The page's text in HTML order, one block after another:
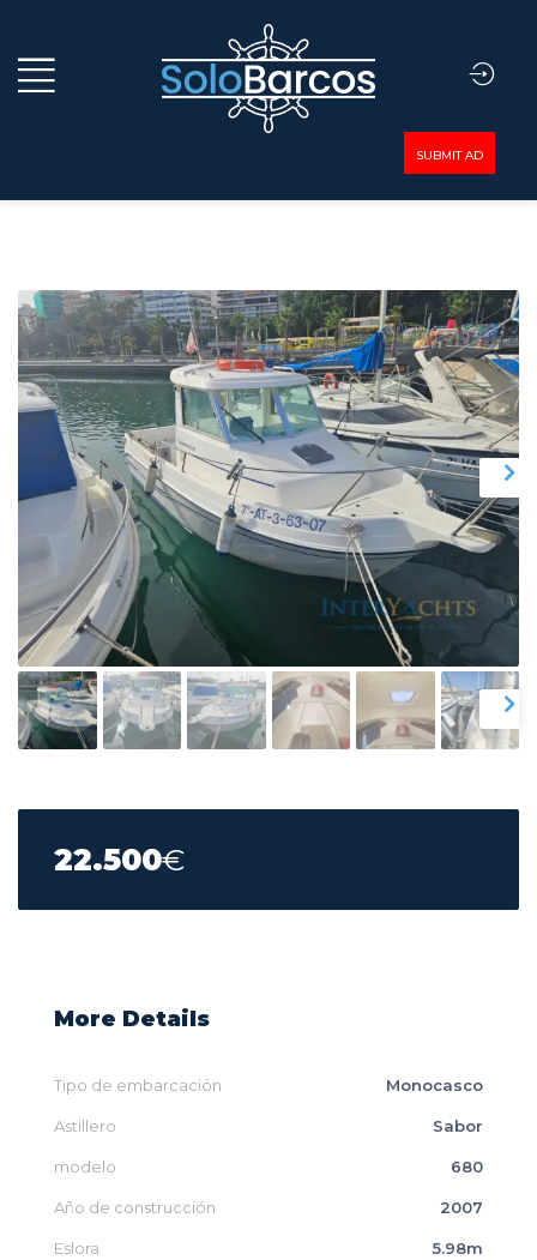
SUBMIT AD
22.500€
More Details
Tipo de embarcación Monocasco
Astillero Sabor
modelo 680
Año de construcción 2007
Eslora 5.98m